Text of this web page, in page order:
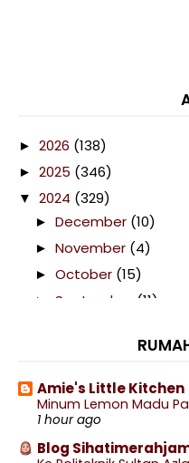
► 2026 (138)
► 2025 (346)
▼ 2024 (329)
► December (10)
► November (4)
► October (15)
► September (11)
► June(12)
▼May(11)
Makan Malam di
Labu
Amie's Little Kitchen
Minum Lemon Madu
1 hour ago
Blog